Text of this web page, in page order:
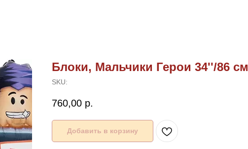
Блоки, Мальчики Герои 34''/86 см
SKU:
760,00 р.
Добавить в корзину